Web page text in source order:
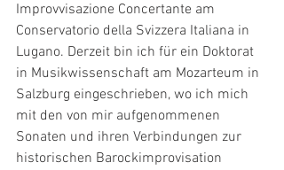
Improvvisazione Concertante am
Conservatorio della Svizzera Italiana in
Lugano. Derzeit bin ich für ein Doktorat
in Musikwissenschaft am Mozarteum in
Salzburg eingeschrieben, wo ich mich
mit den von mir aufgenommenen
Sonaten und ihren Verbindungen zur
historischen Barockimprovisation